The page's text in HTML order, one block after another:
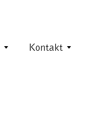
Kontakt